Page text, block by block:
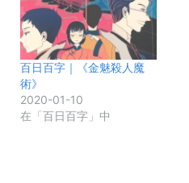
百日百字｜《金魅殺人魔
術》
2020-01-10
在「百日百字」中